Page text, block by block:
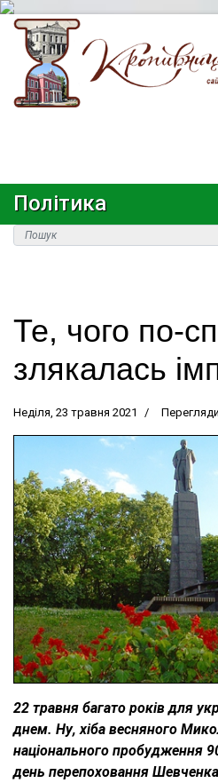
Політика
Те, чого по-
злякалась
Неділя, 23 травня 2021
22 травня багато років для
днем. Ну, хіба весняного
національного пробудження
день перепоховання